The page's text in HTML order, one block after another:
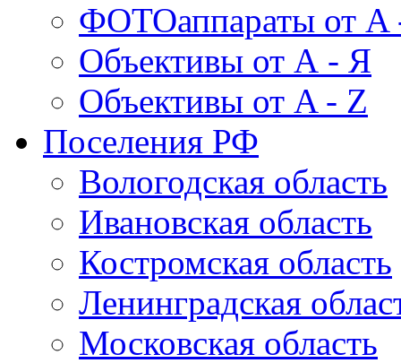
ФОТОаппараты от A
Объективы от А - Я
Объективы от A - Z
Поселения РФ
Вологодская область
Ивановская область
Костромская область
Ленинградская
Московская область